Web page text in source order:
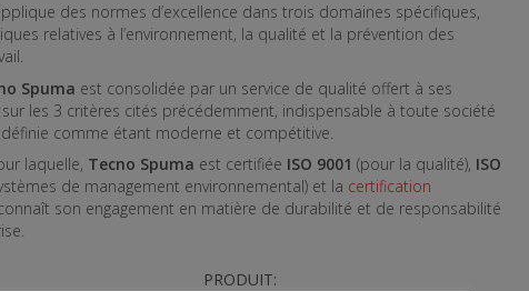
des normes d’excellence dans trois domaines spécifiques,
relatives à l’environnement, la qualité et la prévention des
Spuma est consolidée par un service de qualité offert à ses
les 3 critères cités précédemment, indispensable à toute société
définie comme étant moderne et compétitive.
laquelle, Tecno Spuma est certifiée ISO 9001 (pour la qualité), ISO
de management environnemental) et la certification
son engagement en matière de durabilité et de responsabilité
PRODUIT: